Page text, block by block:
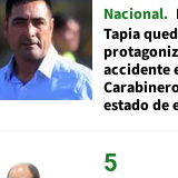
Nacional
Tapia
accidente
estado de